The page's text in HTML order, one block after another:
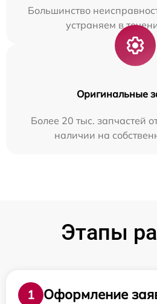
Большинство
устраняем в
Оригинальные
Более 20 тыс. запчастей
наличии на
Этапы
1
Оформление